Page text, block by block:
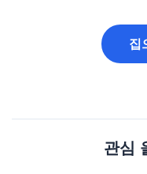
집
관심